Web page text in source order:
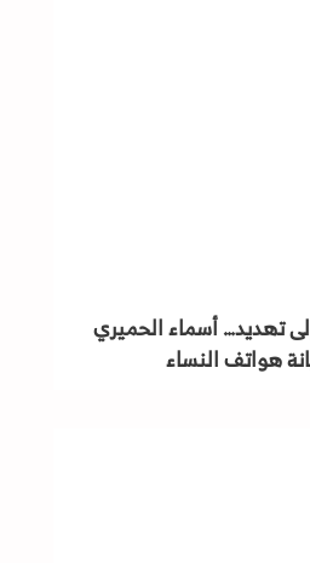
تهديد… أسماء الحميري
هواتف النساء